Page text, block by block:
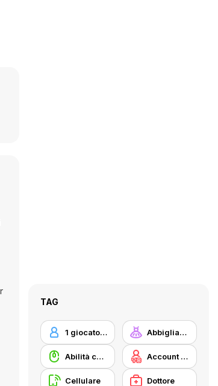
TAG
1 giocatore Abbigliamento Dress Up
Abilità con il mouse Account Y8
Cellulare Dottore